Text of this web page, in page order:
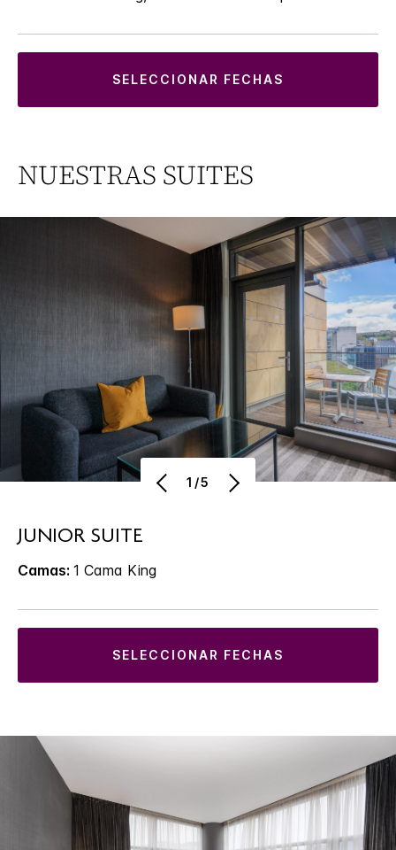
SELECCIONAR FECHAS
NUESTRAS SUITES
1/5
JUNIOR SUITE
Camas: 1 Cama King
SELECCIONAR FECHAS